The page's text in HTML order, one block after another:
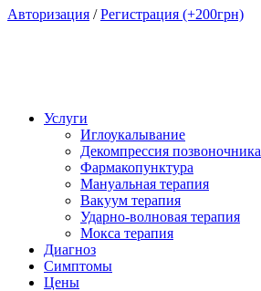
Авторизация /Регистрация (+200грн)
Услуги
Иглоукалывание
Декомпрессия позвоночника
Фармакопунктура
Мануальная терапия
Вакуум терапия
Ударно-волновая терапия
Мокса терапия
Диагноз
Симптомы
Цены